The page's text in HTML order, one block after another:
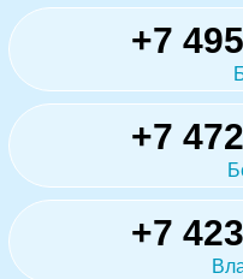
+7
+7
+7